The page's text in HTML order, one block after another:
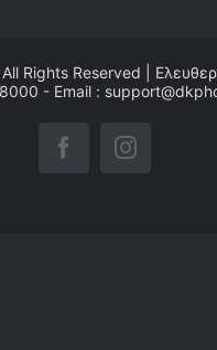
Rights Reserved |
- Email :
FacebookInstagram